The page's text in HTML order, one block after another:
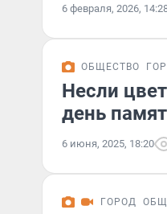
6 февраля, 2026,
ОБЩЕСТВО
Несли
день
6 июня, 2025, 18:20
ГОРОД